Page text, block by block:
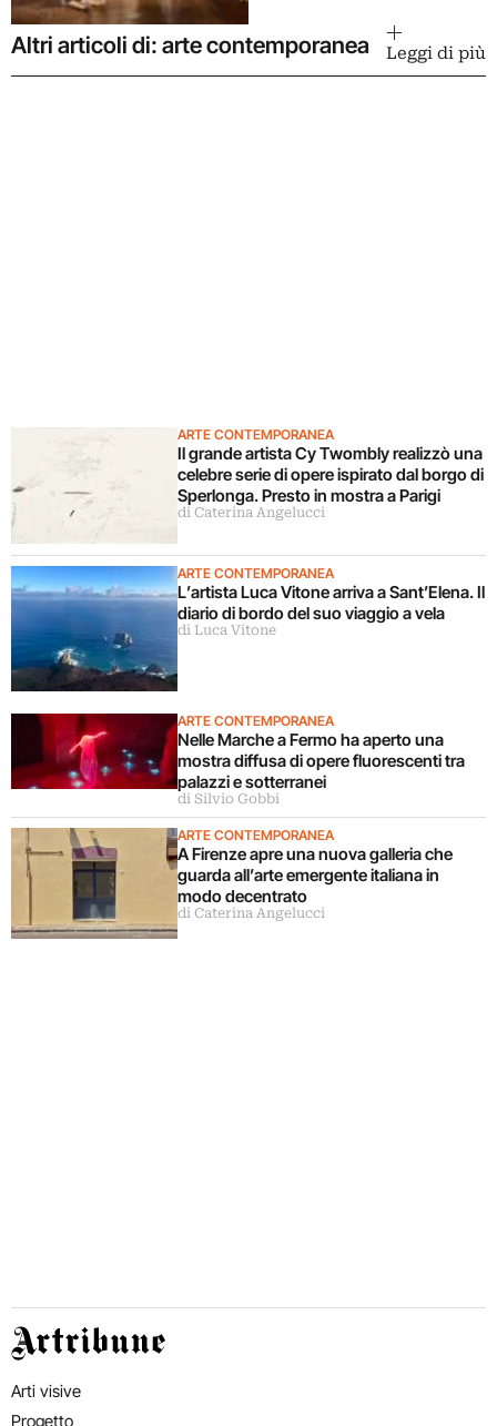
Altri articoli di: arte contemporanea Leggi di più
ARTE CONTEMPORANEA
Il grande artista Cy Twombly realizzò una
celebre serie di opere ispirato dal borgo di
Sperlonga. Presto in mostra a Parigi
di Caterina Angelucci
ARTE CONTEMPORANEA
L’artista Luca Vitone arriva a Sant’Elena. Il
diario di bordo del suo viaggio a vela
di Luca Vitone
ARTE CONTEMPORANEA
Nelle Marche a Fermo ha aperto una
mostra diffusa di opere fluorescenti tra
palazzi e sotterranei
di Silvio Gobbi
ARTE CONTEMPORANEA
A Firenze apre una nuova galleria che
guarda all’arte emergente italiana in
modo decentrato
di Caterina Angelucci
Artribune
Arti visive
Progetto